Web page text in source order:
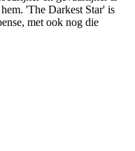
'The Darkest Star' is
met ook nog die